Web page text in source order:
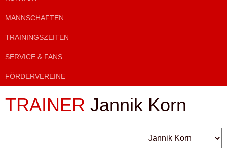
MANNSCHAFTEN
TRAININGSZEITEN
SERVICE & FANS
FÖRDERVEREINE
TRAINER Jannik Korn